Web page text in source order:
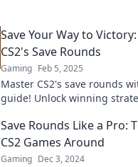
Save Your Way to
CS2's Save Rounds
Gaming Feb 5, 2025
Master CS2's save rounds
guide! Unlock winning
victory!
Save Rounds Like a Pro:
CS2 Games Around
Gaming Dec 3, 2024